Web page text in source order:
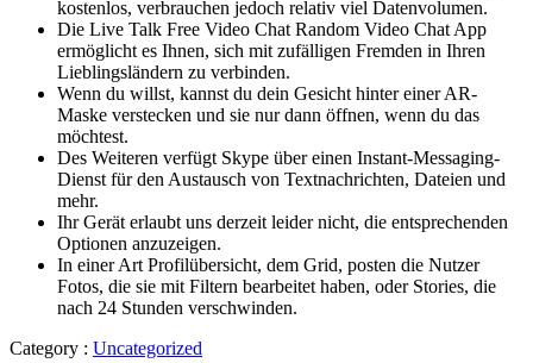
kostenlos, verbrauchen jedoch relativ viel Datenvolumen.
Die Live Talk Free Video Chat Random Video Chat App
ermöglicht es Ihnen, sich mit zufälligen Fremden in Ihren
Lieblingsländern zu verbinden.
Wenn du willst, kannst du dein Gesicht hinter einer AR-
Maske verstecken und sie nur dann öffnen, wenn du das
möchtest.
Des Weiteren verfügt Skype über einen Instant-Messaging-
Dienst für den Austausch von Textnachrichten, Dateien und
mehr.
Ihr Gerät erlaubt uns derzeit leider nicht, die entsprechenden
Optionen anzuzeigen.
In einer Art Profilübersicht, dem Grid, posten die Nutzer
Fotos, die sie mit Filtern bearbeitet haben, oder Stories, die
nach 24 Stunden verschwinden.
Category : Uncategorized